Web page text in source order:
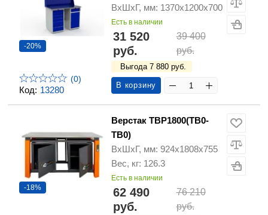
Код: 13280
-20%
(0)
ВхШхГ, мм: 1370х1200х700
Есть в наличии
31 520
руб.
39 400
руб.
Выгода 7 880 руб.
В корзину
-18%
Верстак ТВР1800(ТВ0-
ТВ0)
ВхШхГ, мм: 924х1808х755
Вес, кг: 126.3
Есть в наличии
62 490
руб.
76 210
руб.